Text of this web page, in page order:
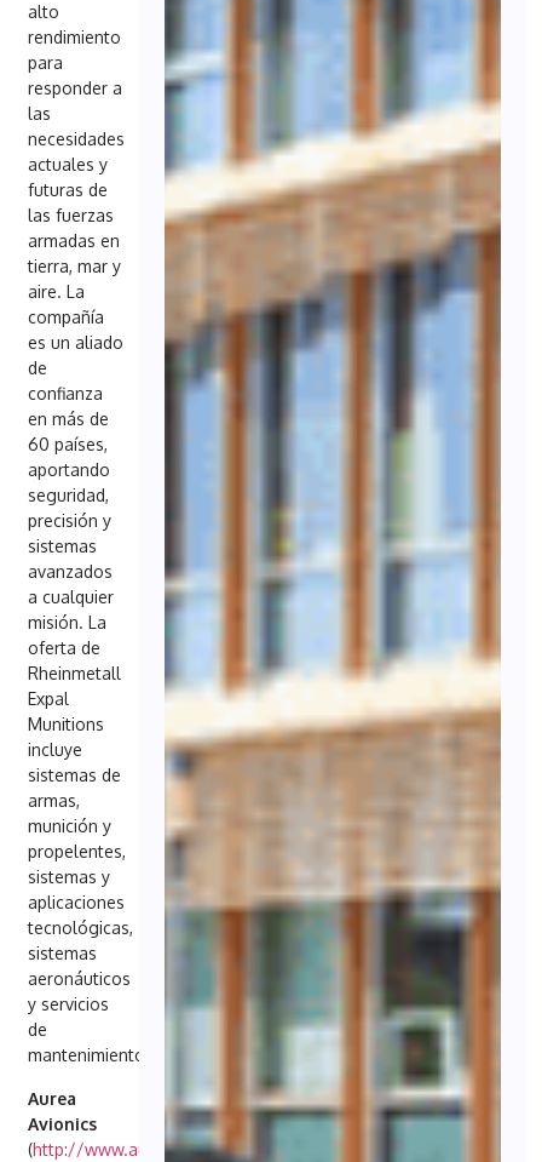
alto
rendimiento
para
responder a
las
necesidades
actuales y
futuras de
las fuerzas
armadas en
tierra, mar y
aire. La
compañía
es un aliado
de
confianza
en más de
60 países,
aportando
seguridad,
precisión y
sistemas
avanzados
a cualquier
misión. La
oferta de
Rheinmetall
Expal
Munitions
incluye
sistemas de
armas,
munición y
propelentes,
sistemas y
aplicaciones
tecnológicas,
sistemas
aeronáuticos
y servicios
de
mantenimiento.
Aurea
Avionics
(http://www.aureaavionics.com )